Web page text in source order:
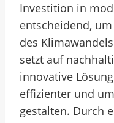
Investition in
entscheidend,
des
setzt auf
innovative
effizienter und
gestalten. Durch